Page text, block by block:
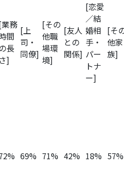
務
間
長
さ]
[上
司・
同僚]
[その
他職
場環
境]
[友人
との
関係]
[恋愛
／結
婚相
手・
パー
トナ
ー]
[そ
他家
族]
69% 71% 42% 18% 57%